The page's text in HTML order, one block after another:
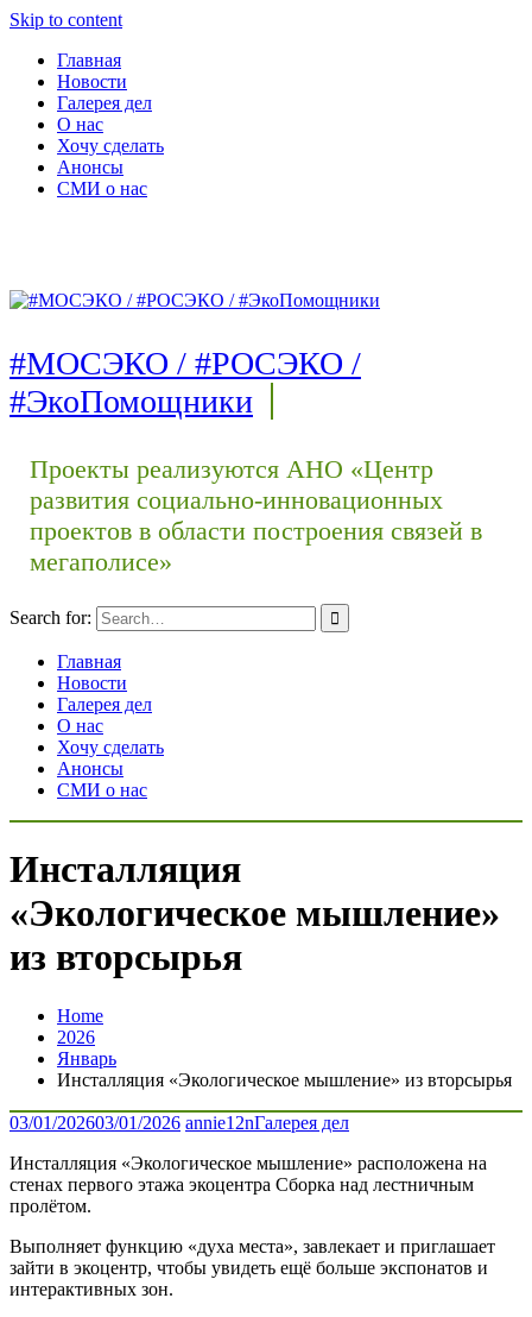
Skip to content
Главная
Новости
Галерея дел
О нас
Хочу сделать
Анонсы
СМИ о нас
#МОСЭКО / #РОСЭКО /
#ЭкоПомощники
Проекты реализуются АНО «Центр
развития социально-инновационных
проектов в области построения связей в
мегаполисе»
Search for:
Главная
Новости
Галерея дел
О нас
Хочу сделать
Анонсы
СМИ о нас
Инсталляция
«Экологическое мышление»
из вторсырья
Home
2026
Январь
Инсталляция «Экологическое мышление» из вторсырья
03/01/202603/01/2026 annie12nГалерея дел
Инсталляция «Экологическое мышление» расположена на
стенах первого этажа экоцентра Сборка над лестничным
пролётом.
Выполняет функцию «духа места», завлекает и приглашает
зайти в экоцентр, чтобы увидеть ещё больше экспонатов и
интерактивных зон.